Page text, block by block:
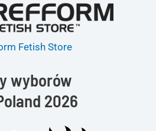
Fetish Store
wyborów
2026